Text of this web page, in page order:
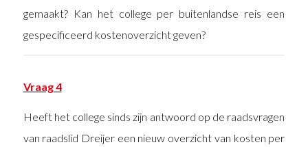
gemaakt? Kan het college per buitenlandse reis een
gespecificeerd kostenoverzicht geven?
Vraag 4
Heeft het college sinds zijn antwoord op de raadsvragen
van raadslid Dreijer een nieuw overzicht van kosten per